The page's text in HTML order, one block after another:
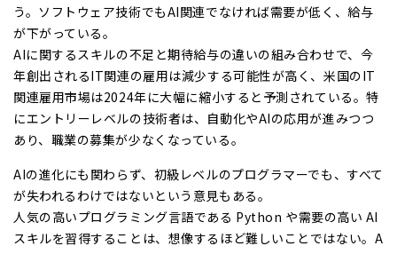
う。ソフトウェア技術でもAI関連でなければ需要が低く、給与
が下がっている。
AIに関するスキルの不足と期待給与の違いの組み合わせで、今
年創出されるIT関連の雇用は減少する可能性が高く、米国のIT
関連雇用市場は2024年に大幅に縮小すると予測されている。特
にエントリーレベルの技術者は、自動化やAIの応用が進みつつ
あり、職業の募集が少なくなっている。
AIの進化にも関わらず、初級レベルのプログラマーでも、すべて
が失われるわけではないという意見もある。
人気の高いプログラミング言語である Python や需要の高い AI
スキルを習得することは、想像するほど難しいことではない。A